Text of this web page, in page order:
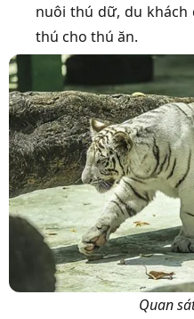
nuôi thú dữ, du khách
thú cho thú ăn.
Quan